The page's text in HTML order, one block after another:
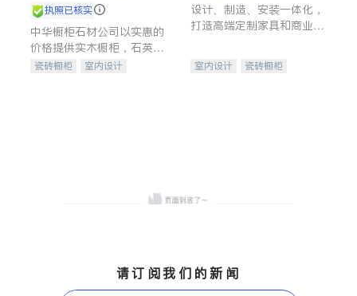
执照已核实
中华橱柜石材公司以实惠的
价格提供实木橱柜，石英石
台面，多种优质不锈钢水
瓷砖橱柜
室内设计
设计、制造、安装一体化，
打造高端定制家具和商业空
室内设计
瓷砖橱柜
请订阅我们的新闻